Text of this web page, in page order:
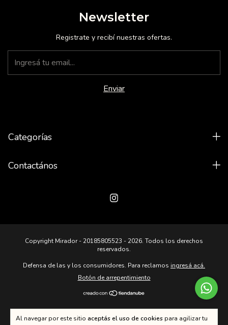
Al navegar por este sitio aceptás el uso de cookies para agilizar tu
Newsletter
Registrate y recibí nuestras ofertas.
Categorías
Contactános
Copyright Mirador - 20185805523 - 2026. Todos los derechos
reservados.
Defensa de las y los consumidores. Para reclamos ingresá acá.
Botón de arrepentimiento